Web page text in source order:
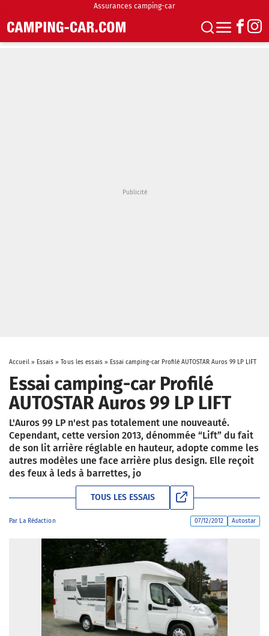
Assurances camping-car
Accueil» Essais »Tous les essais» Essai camping-car Profilé AUTOSTAR Auros 99 LP LIFT
Essai camping-car Profilé
AUTOSTAR Auros 99 LP LIFT
L'Auros 99 LP n'est pas totalement une nouveauté.
Cependant, cette version 2013, dénommée “Lift” du fait
de son lit arrière réglable en hauteur, adopte comme les
autres modèles une face arrière plus design. Elle reçoit
des feux à leds à barrettes, jo
TOUS LES ESSAIS
Par La Rédaction 07/12/2012 Autostar